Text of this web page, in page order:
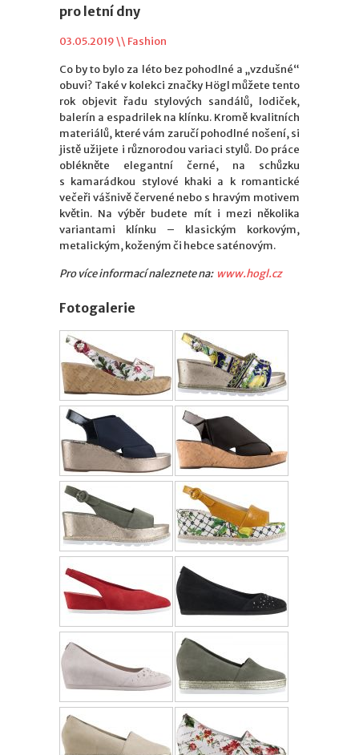
pro letní dny
03.05.2019 \\ Fashion
Co by to bylo za léto bez pohodlné a „vzdušné“
obuvi? Také v kolekci značky Högl můžete tento
rok objevit řadu stylových sandálů, lodiček,
balerín a espadrilek na klínku. Kromě kvalitních
materiálů, které vám zaručí pohodlné nošení, si
jistě užijete i různorodou variaci stylů. Do práce
oblékněte elegantní černé, na schůzku
s kamarádkou stylové khaki a k romantické
večeři vášnivě červené nebo s hravým motivem
květin. Na výběr budete mít i mezi několika
variantami klínku – klasickým korkovým,
metalickým, koženým či hebce saténovým.
Pro více informací naleznete na: www.hogl.cz
Fotogalerie